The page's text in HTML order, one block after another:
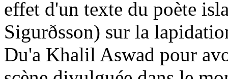
effet d'un texte du poète
Sigurðsson) sur la
Du'a Khalil Aswad pour